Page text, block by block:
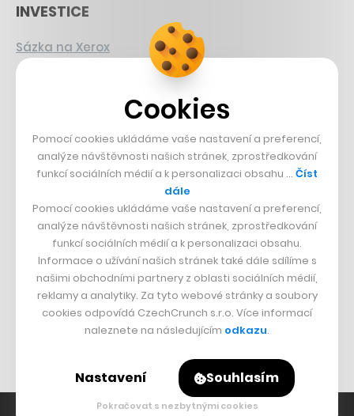
INVESTICE
Sázka na Xerox
Strnad v Pirelli
PŘÍBĚHY Z GASTRA
Boční projekt, co se zvrtnul
Francouzský šéfkuchař na Šumavě
Dva golfisti, co pečou
DESIGN
Bomma není tichá
Originální hodinky
Nábytek z betonu
Cookies
Pomocí cookies ukládáme vaše nastavení a preferencí,
analýze návštěvnosti našich stránek, zprostředkování
funkcí sociálních médií a k personalizaci obsahu … Číst
dále
Pomocí cookies ukládáme vaše nastavení a preferencí,
analýze návštěvnosti našich stránek, zprostředkování
funkcí sociálních médií a k personalizaci obsahu.
Informace o užívání našich stránek také dále sdílíme s
našimi obchodními partnery z oblasti sociálních médií,
reklamy a analytiky. Za tyto webové stránky a soubory
cookies odpovídá CzechCrunch s.r.o. Více informací
naleznete na následujícím odkazu.
Nastavení Souhlasím
Pokračovat s nezbytnými cookies